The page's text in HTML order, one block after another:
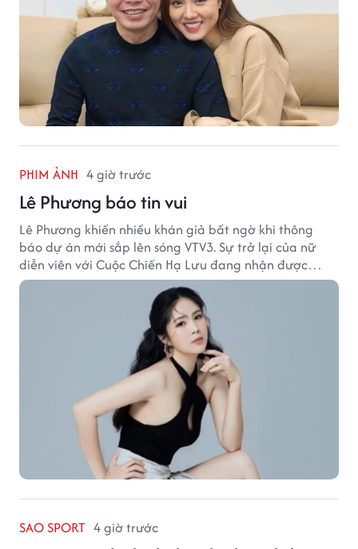
PHIM ẢNH 4 giờ trước
Lê Phương báo tin vui
Lê Phương khiến nhiều khán giả bất ngờ khi thông
báo dự án mới sắp lên sóng VTV3. Sự trở lại của nữ
diễn viên với Cuộc Chiến Hạ Lưu đang nhận được
nhiều sự quan tâm.
SAO SPORT 4 giờ trước